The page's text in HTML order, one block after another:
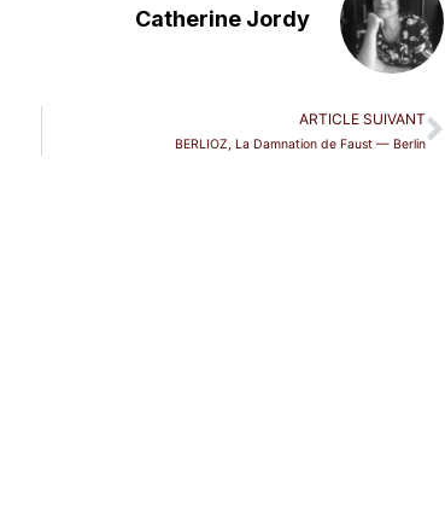
Catherine Jordy
ARTICLE SUIVANT
BERLIOZ, La Damnation de Faust — Berlin